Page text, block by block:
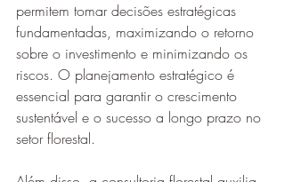
permitem tomar decisões estratégicas
fundamentadas, maximizando o retorno
sobre o investimento e minimizando os
riscos. O planejamento estratégico é
essencial para garantir o crescimento
sustentável e o sucesso a longo prazo no
setor florestal.